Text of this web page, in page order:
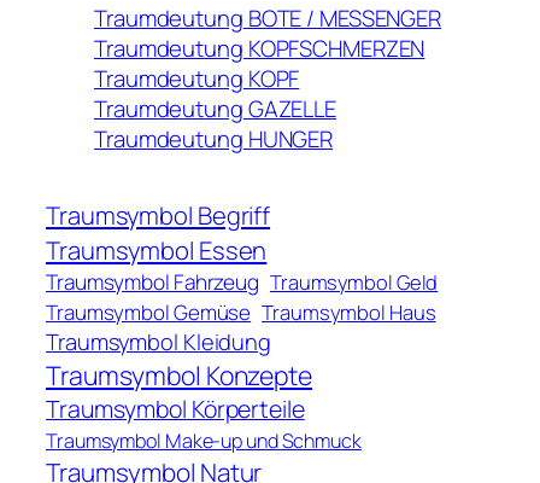
Traumdeutung BOTE / MESSENGER
Traumdeutung KOPFSCHMERZEN
Traumdeutung KOPF
Traumdeutung GAZELLE
Traumdeutung HUNGER
Traumsymbol Begriff
Traumsymbol Essen
Traumsymbol Fahrzeug Traumsymbol Geld
Traumsymbol Gemüse Traumsymbol Haus
Traumsymbol Kleidung
Traumsymbol Konzepte
Traumsymbol Körperteile
Traumsymbol Make-up und Schmuck
Traumsymbol Natur